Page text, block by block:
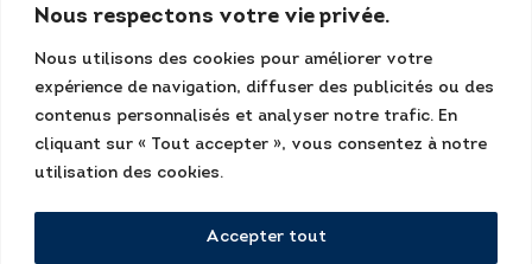
Nous respectons votre vie privée.
Nous utilisons des cookies pour améliorer votre
expérience de navigation, diffuser des publicités ou des
contenus personnalisés et analyser notre trafic. En
cliquant sur « Tout accepter », vous consentez à notre
utilisation des cookies.
Accepter tout
AFAD IDF
Siège social
135, rue du Mont Cenis
75018 Paris
Fax : 01 48 78 70 08
accueil@afad-idf.asso.fr
Facebook Instagram